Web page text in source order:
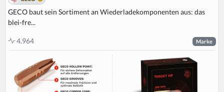
GECO baut sein Sortiment an Wiederladekomponenten aus: das
blei-fre...
4.964 Marke